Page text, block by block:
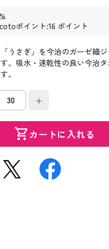
ポイント:16 ポイント
うさぎ」を今治のガーゼ織
。吸水・速乾性の良い今治
。
+
shopping_cartカートに入れる